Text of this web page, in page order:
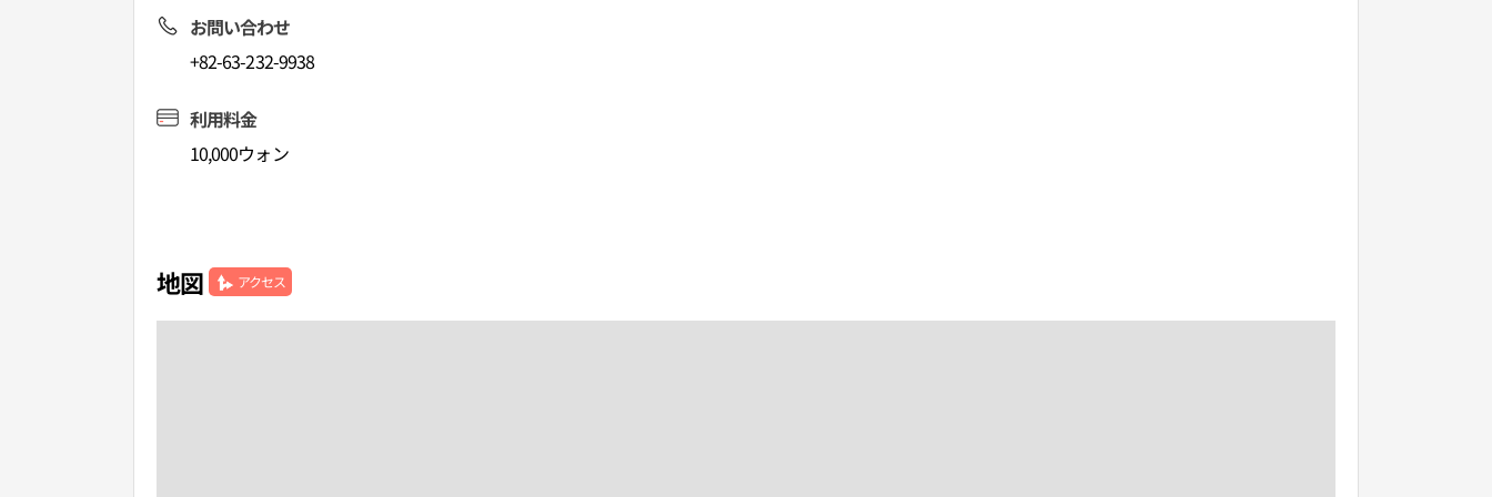
お問い合わせ
+82-63-232-9938
利用料金
10,000ウォン
地図 アクセス